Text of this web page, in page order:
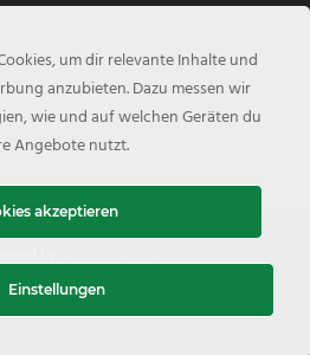
um dir relevante Inhalte und
anzubieten. Dazu messen wir
wie und auf welchen Geräten du
Angebote nutzt.
akzeptieren
Einstellungen